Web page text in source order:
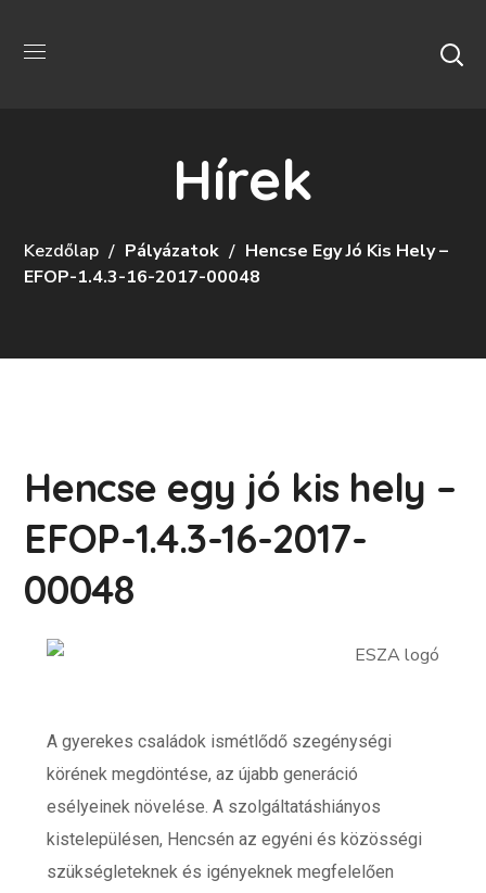
Hírek
Kezdőlap Pályázatok
Hencse Egy Jó Kis Hely –
EFOP-1.4.3-16-2017-00048
Hencse egy jó kis hely –
EFOP-1.4.3-16-2017-
00048
A gyerekes családok ismétlődő szegénységi
körének megdöntése, az újabb generáció
esélyeinek növelése. A szolgáltatáshiányos
kistelepülésen, Hencsén az egyéni és közösségi
szükségleteknek és igényeknek megfelelően